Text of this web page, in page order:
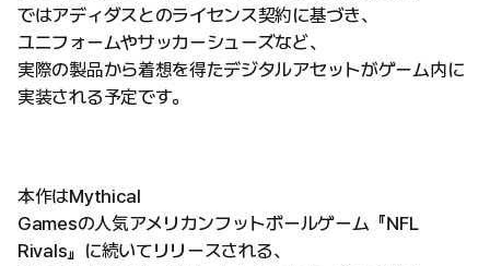
ではアディダスとのライセンス契約に基づき、
ユニフォームやサッカーシューズなど、
実際の製品から着想を得たデジタルアセットがゲーム内に
実装される予定です。
本作はMythical
Gamesの人気アメリカンフットボールゲーム『NFL
Rivals』に続いてリリースされる、